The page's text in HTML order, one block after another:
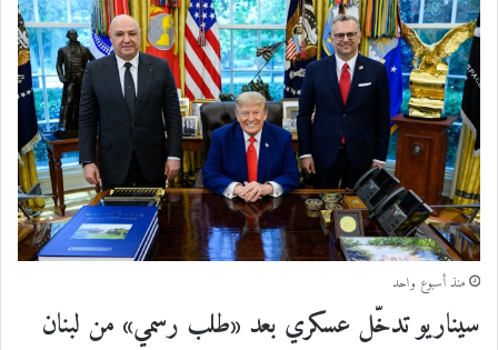
منذ أسبوع واحد
سيناريو تدخّل عسكري بعد «طلب رسمي» من لبنان